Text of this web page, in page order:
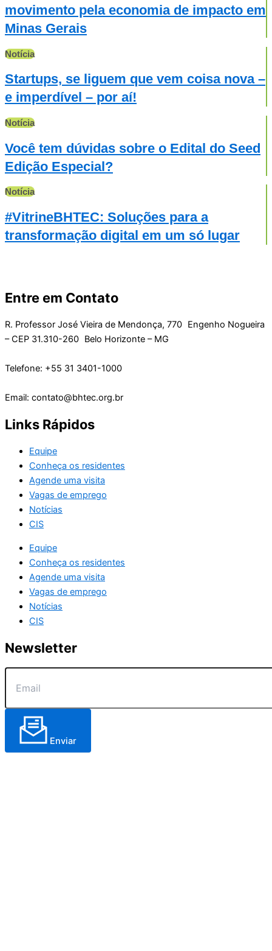
movimento pela economia de impacto em
Minas Gerais
Notícia
Startups, se liguem que vem coisa nova –
e imperdível – por aí!
Notícia
Você tem dúvidas sobre o Edital do Seed
Edição Especial?
Notícia
#VitrineBHTEC: Soluções para a
transformação digital em um só lugar
Entre em Contato
R. Professor José Vieira de Mendonça, 770 Engenho Nogueira
– CEP 31.310-260 Belo Horizonte – MG
Telefone: +55 31 3401-1000
Email: contato@bhtec.org.br
Links Rápidos
Equipe
Conheça os residentes
Agende uma visita
Vagas de emprego
Notícias
CIS
Equipe
Conheça os residentes
Agende uma visita
Vagas de emprego
Notícias
CIS
Newsletter
Enviar